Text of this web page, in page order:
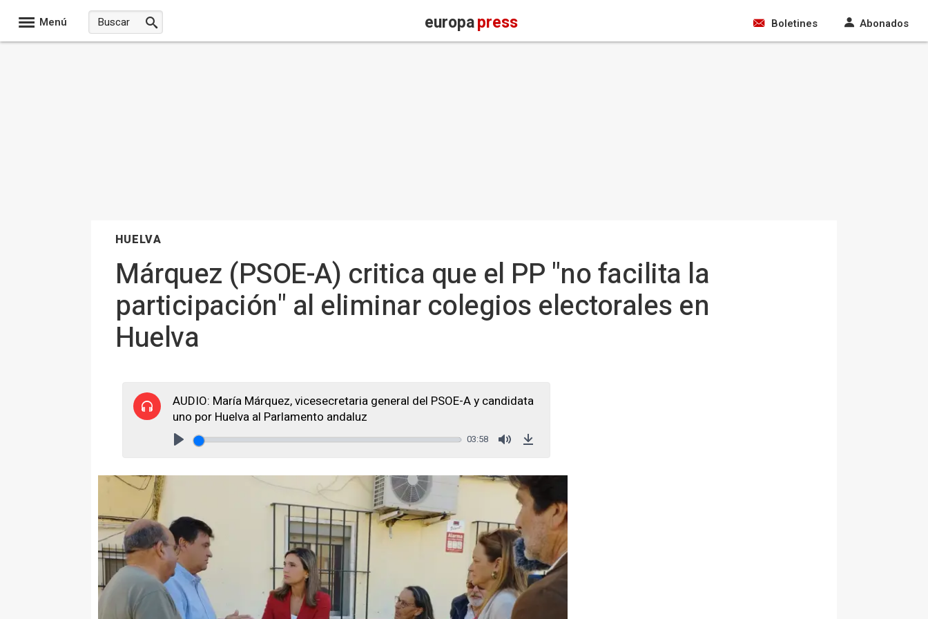
Menú europapress Boletines Abonados
HUELVA
Márquez (PSOE-A) critica que el PP "no facilita la
participación" al eliminar colegios electorales en
Huelva
AUDIO: María Márquez, vicesecretaria general del PSOE-A y candidata
uno por Huelva al Parlamento andaluz
03:58